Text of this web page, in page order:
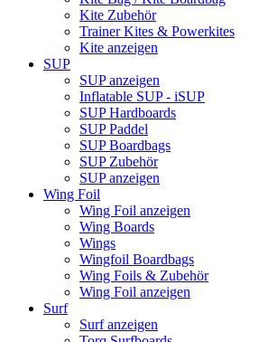
Kite Zubehör
Trainer Kites & Powerkites
Kite anzeigen
SUP
SUP anzeigen
Inflatable SUP - iSUP
SUP Hardboards
SUP Paddel
SUP Boardbags
SUP Zubehör
SUP anzeigen
Wing Foil
Wing Foil anzeigen
Wing Boards
Wings
Wingfoil Boardbags
Wing Foils & Zubehör
Wing Foil anzeigen
Surf
Surf anzeigen